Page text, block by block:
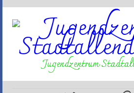
Jugendzentrum